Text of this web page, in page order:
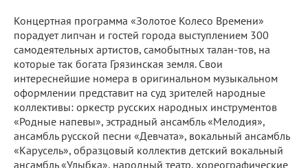
Концертная программа «Золотое Колесо Времени»
порадует липчан и гостей города выступлением 300
самодеятельных артистов, самобытных талан-тов, на
которые так богата Грязинская земля. Свои
интереснейшие номера в оригинальном музыкальном
оформлении представит на суд зрителей народные
коллективы: оркестр русских народных инструментов
«Родные напевы», эстрадный ансамбль «Мелодия»,
ансамбль русской песни «Девчата», вокальный ансамбль
«Карусель», образцовый коллектив детский вокальный
ансамбль «Улыбка», народный театр, хореографические